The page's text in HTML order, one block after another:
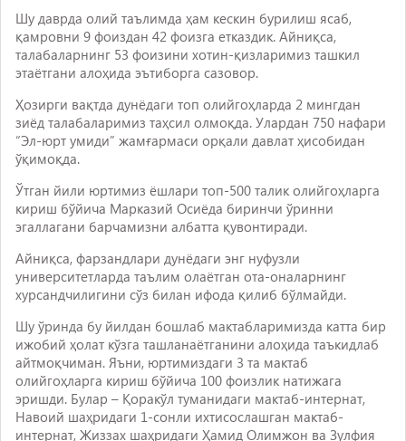
Шу даврда олий таълимда ҳам кескин бурилиш ясаб,
қамровни 9 фоиздан 42 фоизга етказдик. Айниқса,
талабаларнинг 53 фоизини хотин-қизларимиз ташкил
этаётгани алоҳида эътиборга сазовор.
Ҳозирги вақтда дунёдаги топ олийгоҳларда 2 мингдан
зиёд талабаларимиз таҳсил олмоқда. Улардан 750 нафари
“Эл-юрт умиди” жамғармаси орқали давлат ҳисобидан
ўқимоқда.
Ўтган йили юртимиз ёшлари топ-500 талик олийгоҳларга
кириш бўйича Марказий Осиёда биринчи ўринни
эгаллагани барчамизни албатта қувонтиради.
Айниқса, фарзандлари дунёдаги энг нуфузли
университетларда таълим олаётган ота-оналарнинг
хурсандчилигини сўз билан ифода қилиб бўлмайди.
Шу ўринда бу йилдан бошлаб мактабларимизда катта бир
ижобий ҳолат кўзга ташланаётганини алоҳида таъкидлаб
айтмоқчиман. Яъни, юртимиздаги 3 та мактаб
олийгоҳларга кириш бўйича 100 фоизлик натижага
эришди. Булар – Қоракўл туманидаги мактаб-интернат,
Навоий шаҳридаги 1-сонли ихтисослашган мактаб-
интернат, Жиззах шаҳридаги Ҳамид Олимжон ва Зулфия